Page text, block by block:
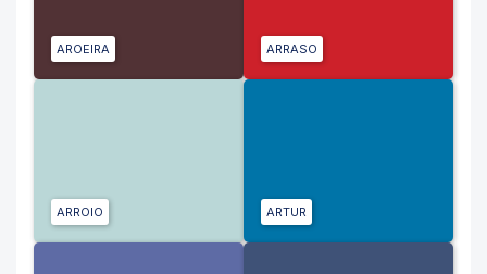
AROEIRA ARRASO
ARROIO ARTUR